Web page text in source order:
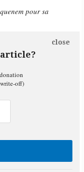
pour sa
close
off)